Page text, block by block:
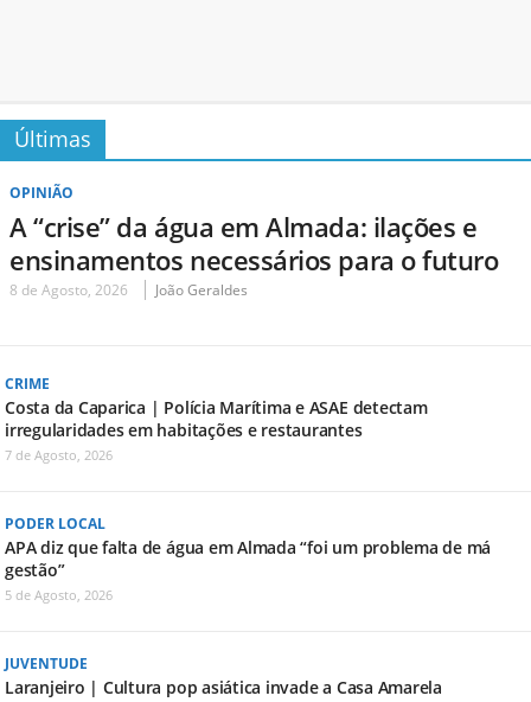
Últimas
OPINIÃO
A “crise” da água em Almada: ilações e
ensinamentos necessários para o futuro
8 de Agosto, 2026 João Geraldes
CRIME
Costa da Caparica | Polícia Marítima e ASAE detectam
irregularidades em habitações e restaurantes
7 de Agosto, 2026
PODER LOCAL
APA diz que falta de água em Almada “foi um problema de má
gestão”
5 de Agosto, 2026
JUVENTUDE
Laranjeiro | Cultura pop asiática invade a Casa Amarela